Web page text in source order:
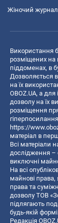
Жіночий журнал
Використання
розміщених на
піддоменах, в
Дозволяється
на їх
OBOZ.UA, а
дозволу на їх
розміщення
https://
матеріал в
Всі матеріали
дослідження –
виключні
На всі
майнові права,
права та
дозволу ТОВ
підлягають
будь-якій формі.
Редакція